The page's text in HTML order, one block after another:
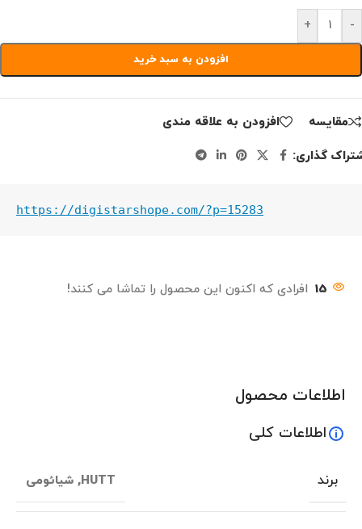
-
+
افزودن به سبد خرید
مقايسه
افزودن به علاقه مندی
گذاری:
https://digistarshope.com/?p=15283
15 افرادی که اکنون این محصول را تماشا می کنند!
اطلاعات محصول
اطلاعات کلی
برند HUTT
, شیائومی